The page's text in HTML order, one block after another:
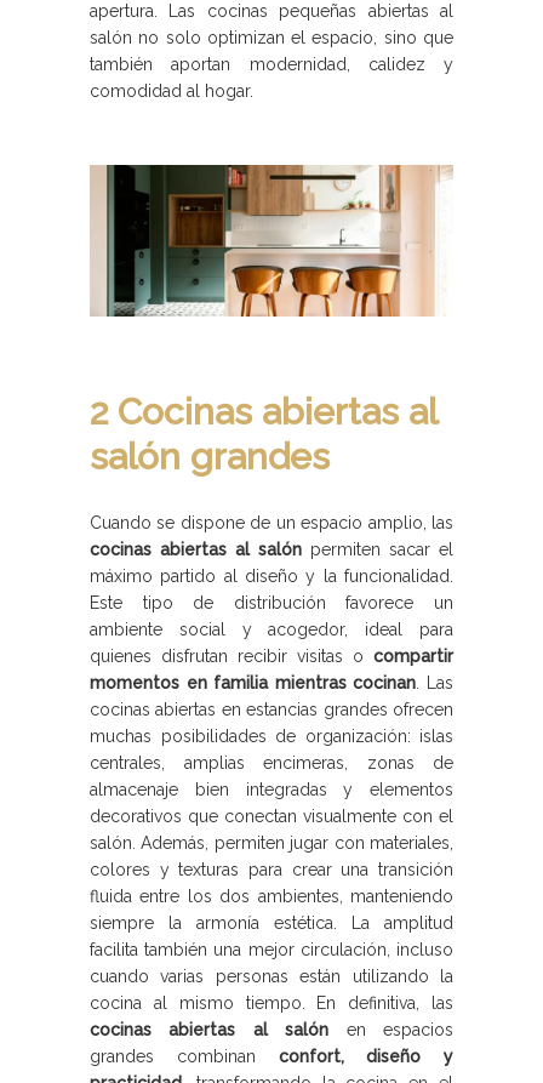
apertura. Las cocinas pequeñas abiertas al
salón no solo optimizan el espacio, sino que
también aportan modernidad, calidez y
comodidad al hogar.
2 Cocinas abiertas al
salón grandes
Cuando se dispone de un espacio amplio, las
cocinas abiertas al salón permiten sacar el
máximo partido al diseño y la funcionalidad.
Este tipo de distribución favorece un
ambiente social y acogedor, ideal para
quienes disfrutan recibir visitas o compartir
momentos en familia mientras cocinan . Las
cocinas abiertas en estancias grandes ofrecen
muchas posibilidades de organización: islas
centrales, amplias encimeras, zonas de
almacenaje bien integradas y elementos
decorativos que conectan visualmente con el
salón. Además, permiten jugar con materiales,
colores y texturas para crear una transición
fluida entre los dos ambientes, manteniendo
siempre la armonía estética. La amplitud
facilita también una mejor circulación, incluso
cuando varias personas están utilizando la
cocina al mismo tiempo. En definitiva, las
cocinas abiertas al salón en espacios
grandes combinan confort, diseño y